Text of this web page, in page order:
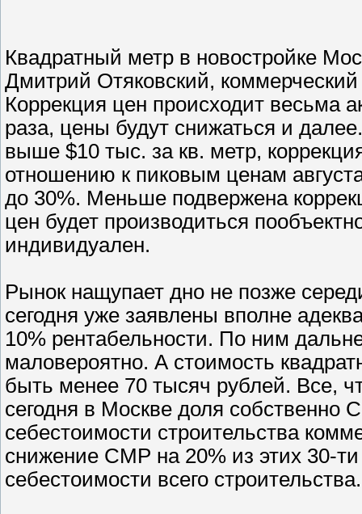
Квадратный метр в новостройке
Дмитрий Отяковский,
Коррекция цен происходит весьма
раза, цены будут снижаться и
выше $10 тыс. за кв. метр,
отношению к пиковым ценам
до 30%. Меньше подвержена
цен будет производиться
индивидуален.
Рынок нащупает дно не позже
сегодня уже заявлены вполне
10% рентабельности. По ним
маловероятно. А стоимость
быть менее 70 тысяч рублей. Все,
сегодня в Москве доля
себестоимости строительства
снижение СМР на 20% из этих 30-
себестоимости всего строительства.